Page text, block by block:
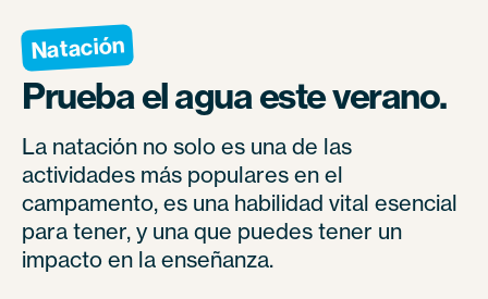
Natación
Prueba el agua este verano.
La natación no solo es una de las
actividades más populares en el
campamento, es una habilidad vital esencial
para tener, y una que puedes tener un
impacto en la enseñanza.